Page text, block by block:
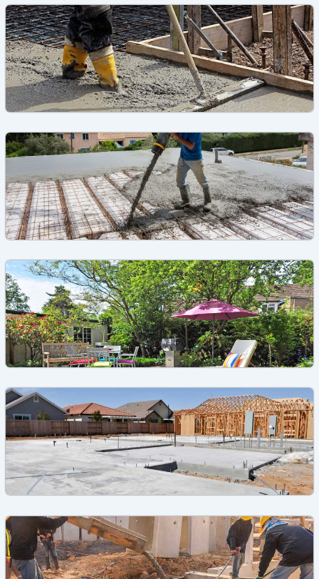
Béton,Dalle béton
Béton lissé extérieur: Prix, Pose, Usages
Dallage,Dalle béton
Le dallage sur terre-plein pour une fondation
durable
Dalle béton
La dalle de compression pour la solidité de votre
maison
Dallage,Dalle béton
Dalles de béton: Types, Prix, Avantages